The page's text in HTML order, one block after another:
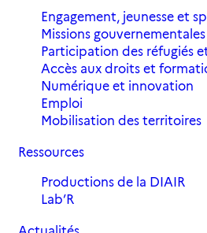
Engagement, jeunesse et
Missions gouvernementales
Participation des réfugiés
Accès aux droits et
Numérique et innovation
Emploi
Mobilisation des territoires
Ressources
Productions de la DIAIR
Lab’R
3ème édition des
Etalab »
27 août 2018